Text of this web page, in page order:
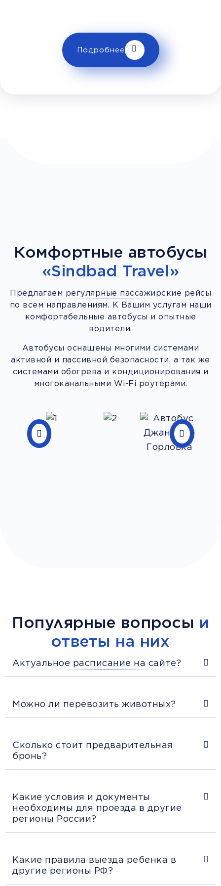
Комфорт
Телевизор Комфорт
Wi-Fi
Климат контроль
Подробнее
Комфортные автобусы
«Sindbad Travel»
Предлагаем регулярные пассажирские рейсы
по всем направлениям. К Вашим услугам наши
комфортабельные автобусы и опытные
водители.
Автобусы оснащены многими системами
активной и пассивной безопасности, а так же
системами обогрева и кондиционирования и
многоканальными Wi-Fi роутерами.
Популярные вопросы и
ответы на них
Актуальное расписание на сайте?
Можно ли перевозить животных?
Сколько стоит предварительная
бронь?
Какие условия и документы
необходимы для проезда в другие
регионы России?
Какие правила выезда ребенка в
другие регионы РФ?